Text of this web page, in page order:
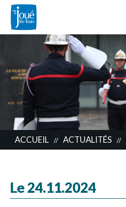
ACCUEIL // ACTUALITÉS //
Le 24.11.2024